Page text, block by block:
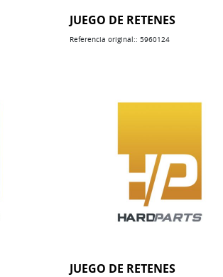
JUEGO DE RETENES
Referencia original:: 5960124
JUEGO DE RETENES